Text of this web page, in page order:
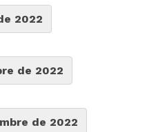
2022
de 2022
de 2022